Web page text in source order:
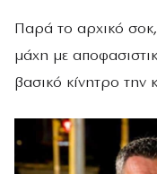
Παρά το αρχικό
μάχη με
βασικό κίνητρο την